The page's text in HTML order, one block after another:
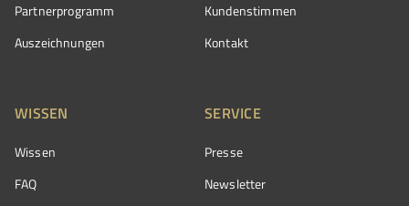
Partnerprogramm
Auszeichnungen
Kundenstimmen
Kontakt
WISSEN
Wissen
FAQ
SERVICE
Presse
Newsletter